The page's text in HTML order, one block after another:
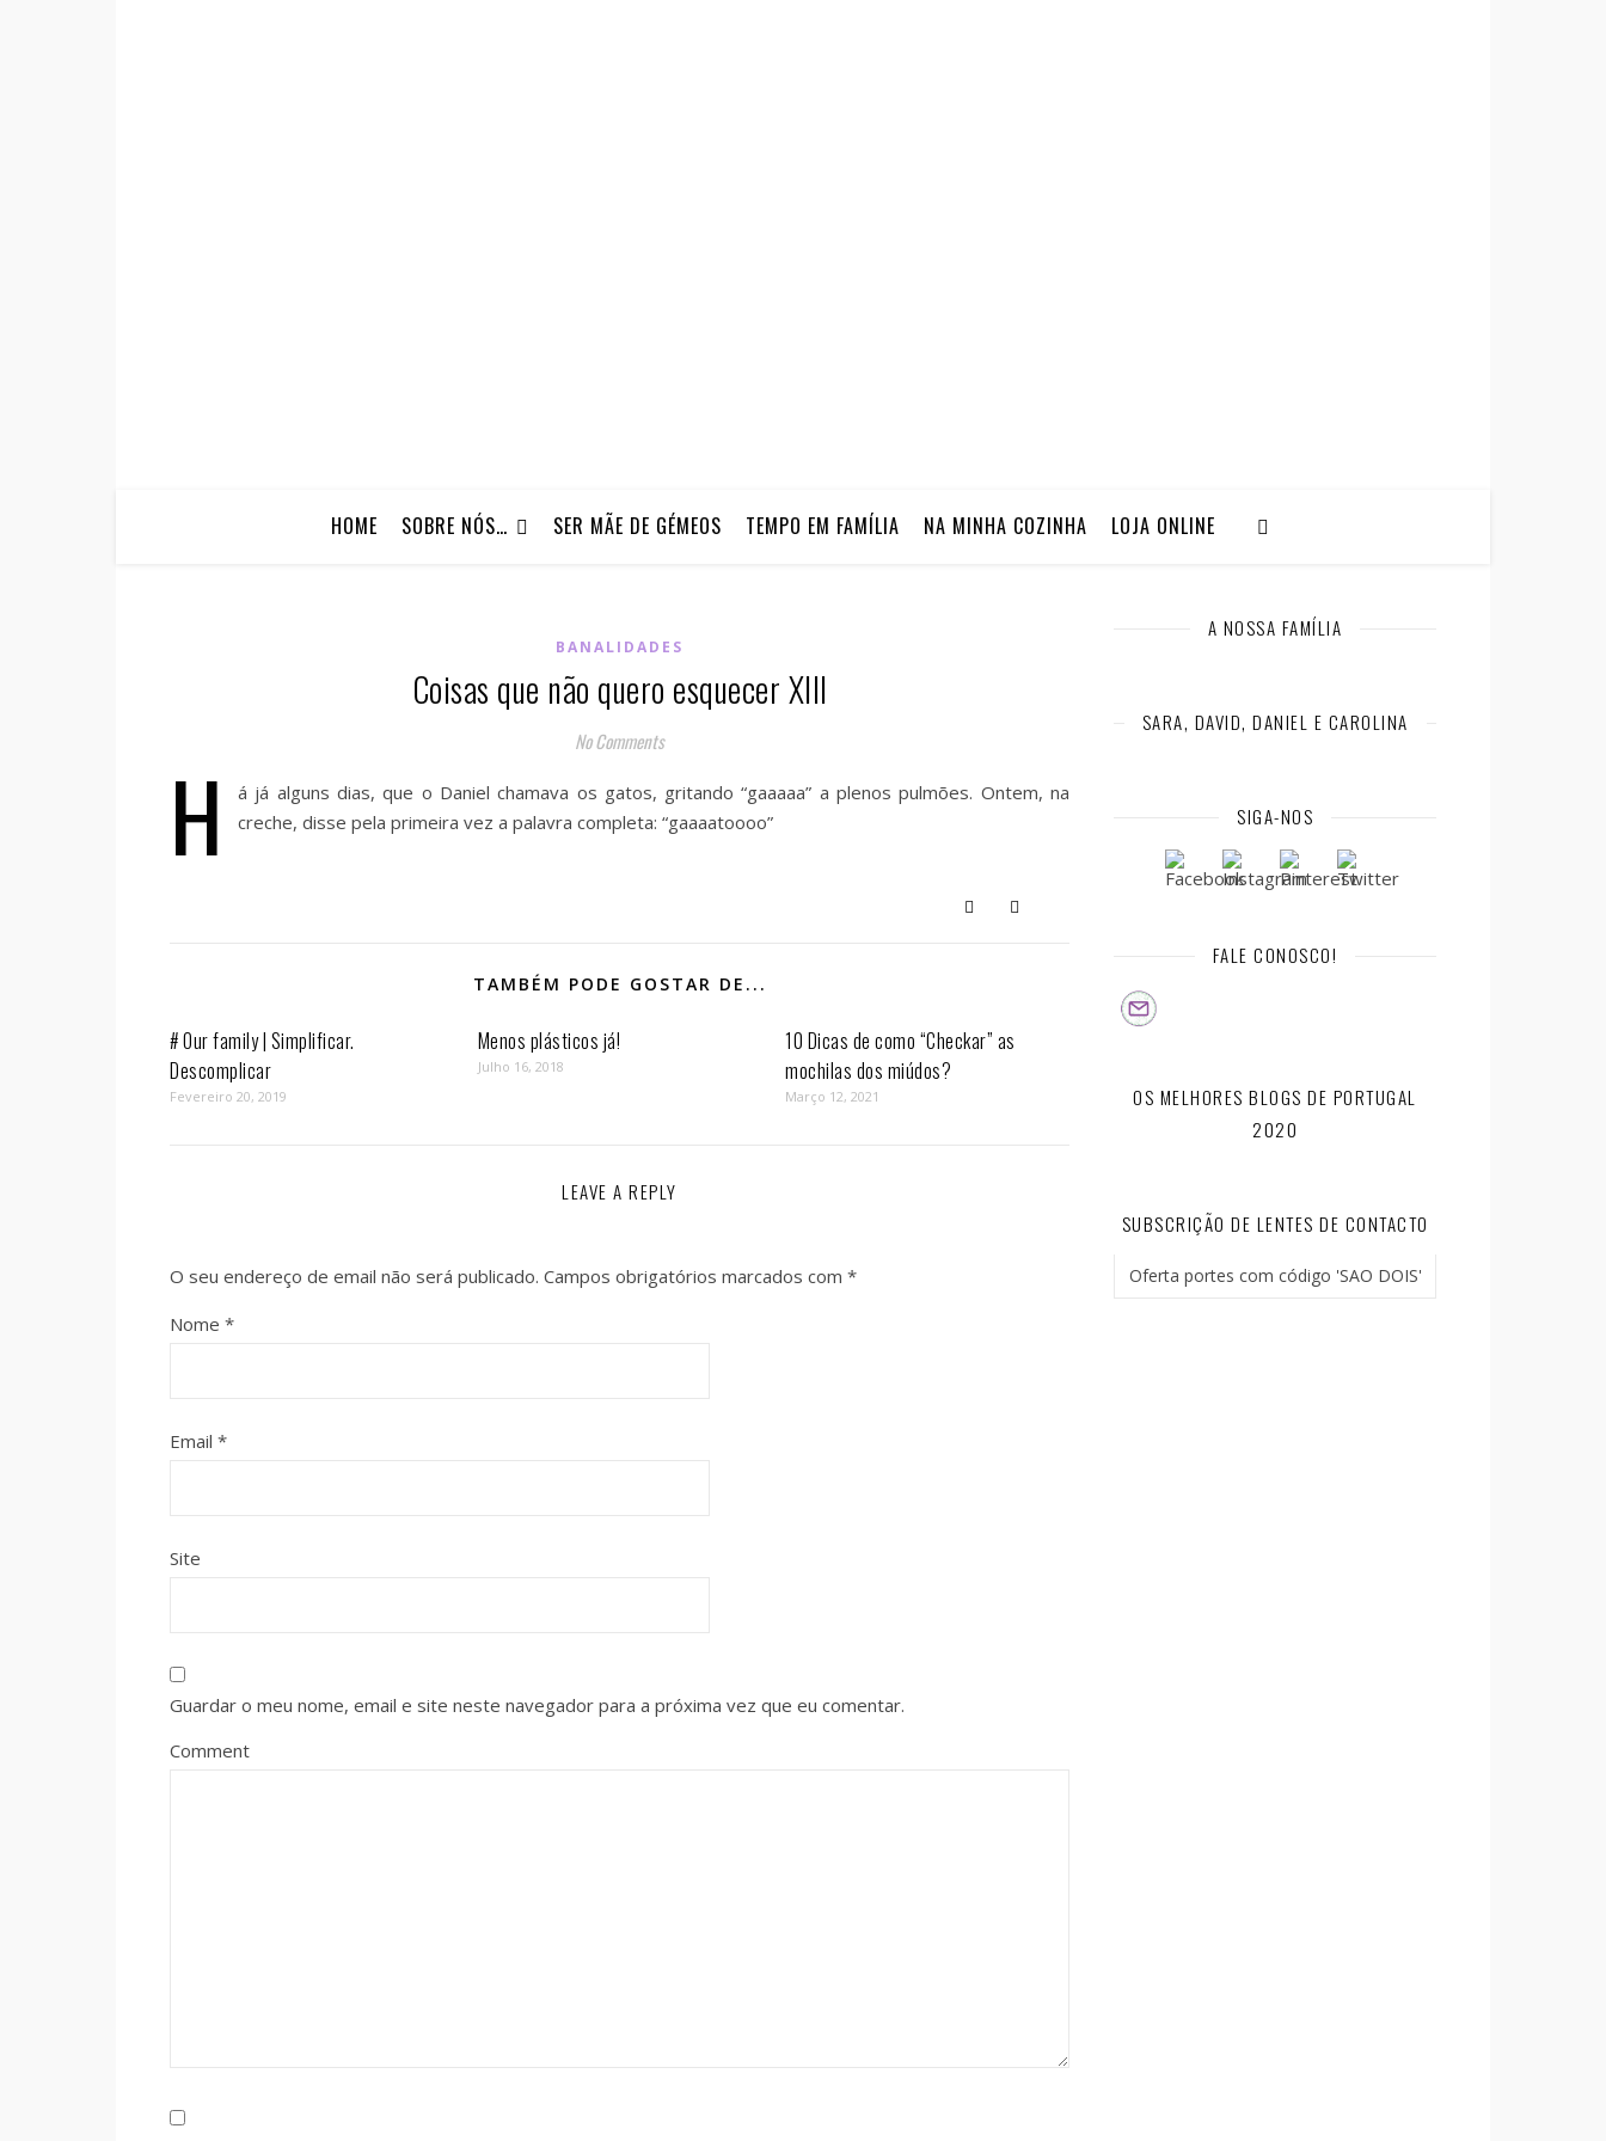
HOME SOBRE NÓS… SER MÃE DE GÉMEOS TEMPO EM FAMÍLIA NA MINHA COZINHA LOJA ONLINE
BANALIDADES
Coisas que não quero esquecer XIII
No Comments
H
á já alguns dias, que o Daniel chamava os gatos, gritando “gaaaaa” a plenos pulmões. Ontem, na
creche, disse pela primeira vez a palavra completa: “gaaaatoooo”
TAMBÉM PODE GOSTAR DE...
# Our family | Simplificar.
Descomplicar
Fevereiro 20, 2019
Menos plásticos já!
Julho 16, 2018
10 Dicas de como “Checkar” as
mochilas dos miúdos?
Março 12, 2021
LEAVE A REPLY
O seu endereço de email não será publicado. Campos obrigatórios marcados com *
Nome *
Email *
Site
Guardar o meu nome, email e site neste navegador para a próxima vez que eu comentar.
Comment
A NOSSA FAMÍLIA
SARA, DAVID, DANIEL E CAROLINA
SIGA-NOS
FALE CONOSCO!
OS MELHORES BLOGS DE PORTUGAL
2020
SUBSCRIÇÃO DE LENTES DE CONTACTO
Oferta portes com código 'SAO DOIS'